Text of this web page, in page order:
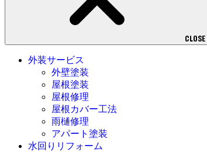
CLOSE
外装サービス
外壁塗装
屋根塗装
屋根修理
屋根カバー工法
雨樋修理
アパート塗装
水回りリフォーム